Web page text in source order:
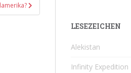
LESEZEICHEN
Alekistan
Infinity Expedition